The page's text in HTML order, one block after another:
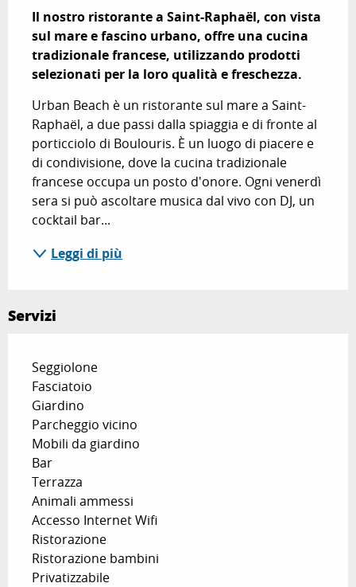
Il nostro ristorante a Saint-Raphaël, con vista
sul mare e fascino urbano, offre una cucina
tradizionale francese, utilizzando prodotti
selezionati per la loro qualità e freschezza.
Urban Beach è un ristorante sul mare a Saint-
Raphaël, a due passi dalla spiaggia e di fronte al
porticciolo di Boulouris. È un luogo di piacere e
di condivisione, dove la cucina tradizionale
francese occupa un posto d'onore. Ogni venerdì
sera si può ascoltare musica dal vivo con DJ, un
cocktail bar...
Leggi di più
Servizi
Seggiolone
Fasciatoio
Giardino
Parcheggio vicino
Mobili da giardino
Bar
Terrazza
Animali ammessi
Accesso Internet Wifi
Ristorazione
Ristorazione bambini
Privatizzabile